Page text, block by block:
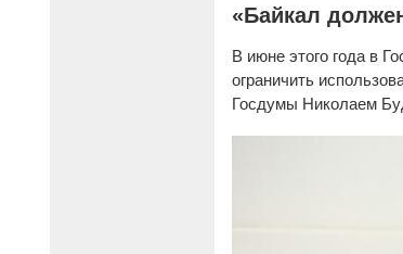
«Байкал
В июне этого года в
ограничить
Госдумы Николаем